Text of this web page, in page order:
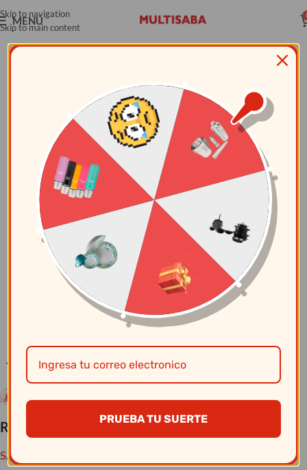
Skip to navigation
Skip to main content
MENÚ
Record – Coladera Esm Blanco N28
S/ 61.90
PRUEBA TU SUERTE